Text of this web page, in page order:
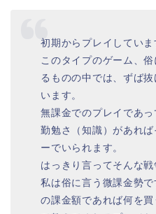
初期からプレイしていま
このタイプのゲーム、
るものの中では、ずば
います。
無課金でのプレイであ
勤勉さ（知識）があれ
ーでいられます。
はっきり言ってそんな戦
私は俗に言う微課金勢
の課金額であれば何を